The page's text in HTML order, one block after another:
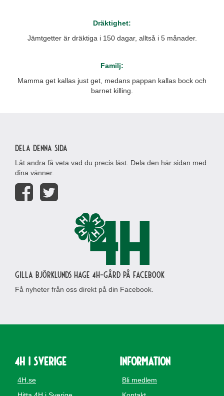
Dräktighet:
Jämtgetter är dräktiga i 150 dagar, alltså i 5 månader.
Familj:
Mamma get kallas just get, medans pappan kallas bock och
barnet killing.
Dela denna sida
Låt andra få veta vad du precis läst. Dela den här sidan med
dina vänner.
Gilla Björklunds Hage 4H-gård på Facebook
Få nyheter från oss direkt på din Facebook.
4H i Sverige
4H.se
Information
Bli medlem